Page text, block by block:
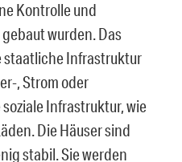
Kontrolle und
wurden. Das
staatliche Infrastruktur
, Strom oder
Infrastruktur, wie
Die Häuser sind
stabil. Sie werden